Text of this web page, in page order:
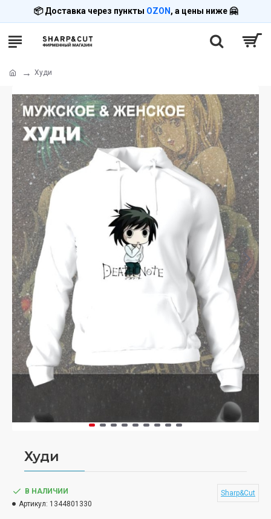
📦 Доставка через пункты OZON , а цены ниже 🤗
Худи
Худи
В НАЛИЧИИ
Артикул: 1344801330
Sharp&Cut